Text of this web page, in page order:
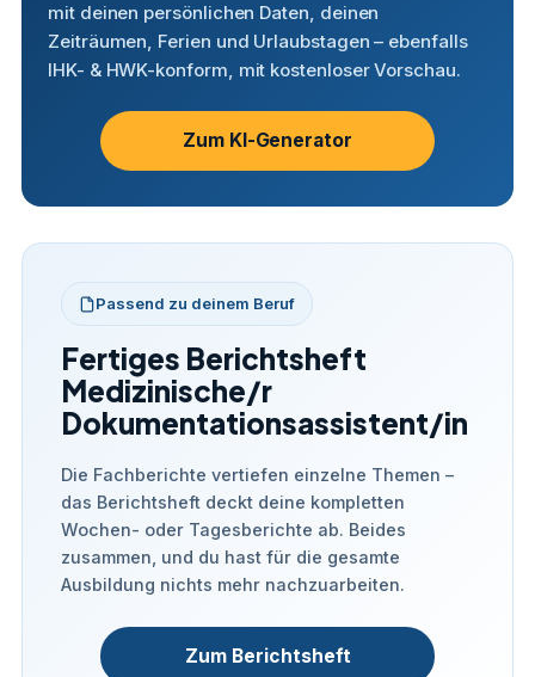
mit deinen persönlichen Daten, deinen
Zeiträumen, Ferien und Urlaubstagen – ebenfalls
IHK- & HWK-konform, mit kostenloser Vorschau.
Zum KI-Generator
Passend zu deinem Beruf
Fertiges Berichtsheft
Medizinische/r
Dokumentationsassistent/in
Die Fachberichte vertiefen einzelne Themen –
das Berichtsheft deckt deine kompletten
Wochen- oder Tagesberichte ab. Beides
zusammen, und du hast für die gesamte
Ausbildung nichts mehr nachzuarbeiten.
Zum Berichtsheft